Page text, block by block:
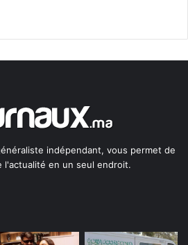
indépendant, vous permet de
l'actualité en un seul endroit.